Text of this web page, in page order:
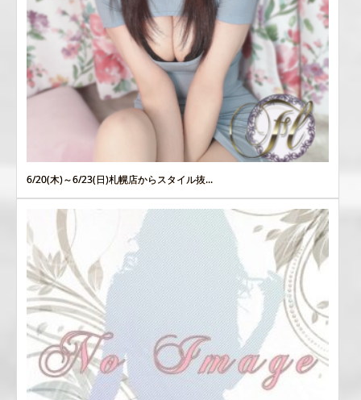
6/20(木)～6/23(日)札幌店からスタイル抜...